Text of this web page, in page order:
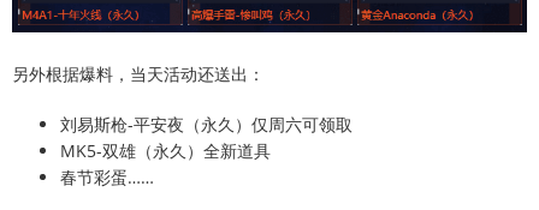
另外根据爆料，当天活动还送出：
刘易斯枪-平安夜（永久）仅周六可领取
MK5-双雄（永久）全新道具
春节彩蛋……